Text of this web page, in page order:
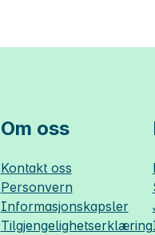
Om oss
Kontakt oss
Personvern
Informasjonskapsler
Tilgjengelighetserklæring